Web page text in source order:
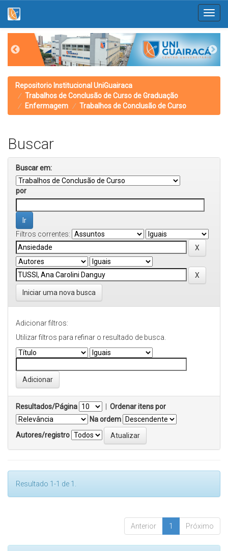
navigation
Repositorio Institucional UniGuairaca
Trabalhos de Conclusão de Curso de Graduação
Enfermagem
Trabalhos de Conclusão de Curso
Buscar
Buscar em:
por
Filtros correntes:
Iniciar uma nova busca
Adicionar filtros:
Utilizar filtros para refinar o resultado de busca.
Resultados/Página
Ordenar itens por
Na ordem
Autores/registro
Resultado 1-1 de 1.
Anterior 1 Próximo